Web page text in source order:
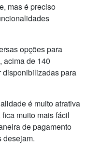
mas é preciso
opções para
acima de 140
disponibilizadas para
é muito atrativa
muito mais fácil
de pagamento
desejam.